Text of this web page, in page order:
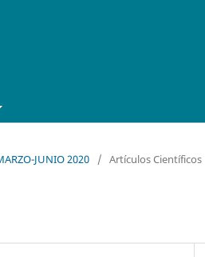
JUNIO 2020 / Artículos Científicos